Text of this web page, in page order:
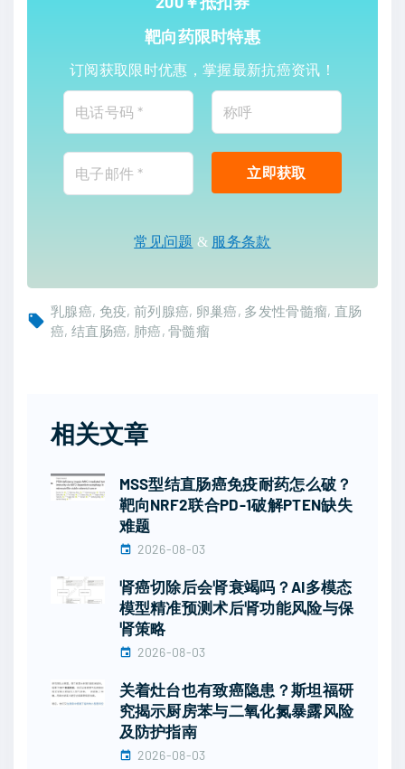
靶向药限时特惠
订阅获取限时优惠，掌握最新抗癌资讯！
常见问题 & 服务条款
乳腺癌 免疫 前列腺癌 卵巢癌 多发性骨髓瘤 直肠
癌 结直肠癌 肺癌 骨髓瘤
相关文章
MSS型结直肠癌免疫耐药怎么破？
靶向NRF2联合PD-1破解PTEN缺失
难题
2026-08-03
肾癌切除后会肾衰竭吗？AI多模态
模型精准预测术后肾功能风险与保
肾策略
2026-08-03
关着灶台也有致癌隐患？斯坦福研
究揭示厨房苯与二氧化氮暴露风险
及防护指南
2026-08-03